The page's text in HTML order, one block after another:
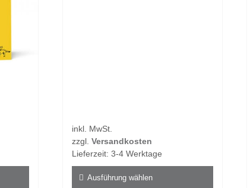
inkl. MwSt.
zzgl. Versandkosten
Lieferzeit: 3-4 Werktage
Ausführung wählen